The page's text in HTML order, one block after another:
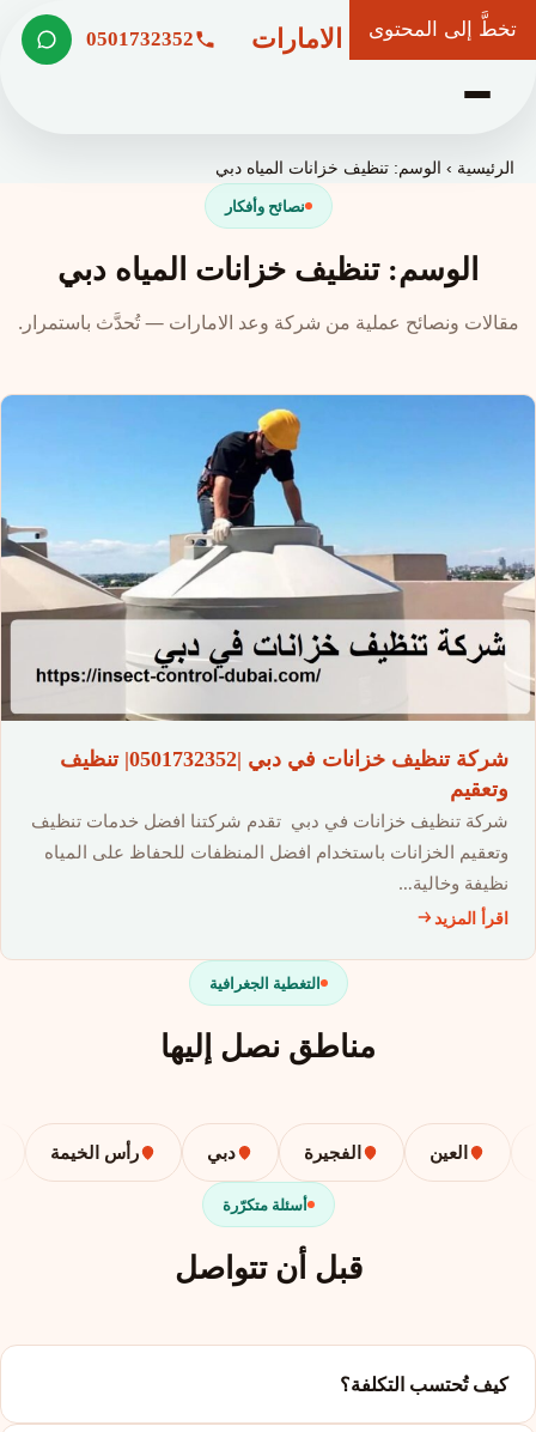
تخطَّ إلى المحتوى
شركة وعد الامارات 0501732352
الرئيسية ›الوسم: تنظيف خزانات المياه دبي
نصائح وأفكار
الوسم: تنظيف خزانات المياه دبي
مقالات ونصائح عملية من شركة وعد الامارات — تُحدَّث باستمرار.
شركة تنظيف خزانات في دبي |0501732352| تنظيف
وتعقيم
شركة تنظيف خزانات في دبي تقدم شركتنا افضل خدمات تنظيف
وتعقيم الخزانات باستخدام افضل المنظفات للحفاظ على المياه
نظيفة وخالية…
اقرأ المزيد
التغطية الجغرافية
مناطق نصل إليها
العين الفجيرة دبي رأس الخيمة
أسئلة متكرّرة
قبل أن تتواصل
كيف تُحتسب التكلفة؟